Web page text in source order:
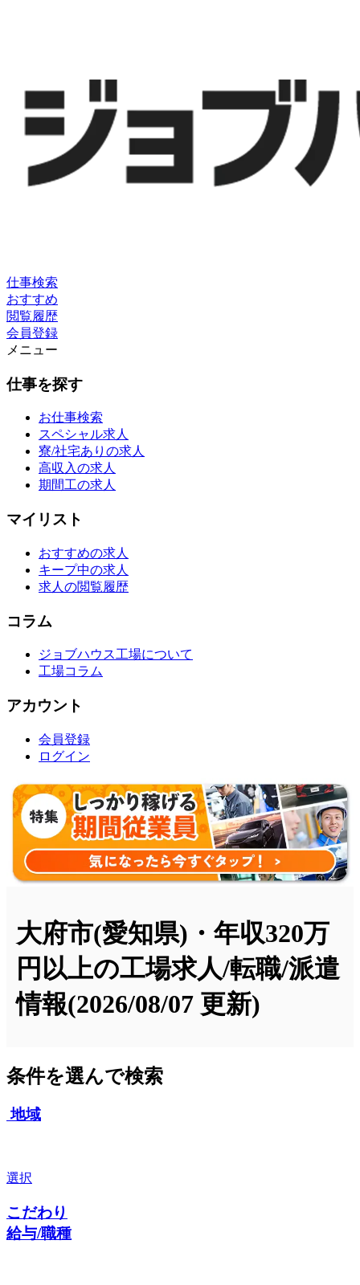
仕事検索
おすすめ
閲覧履歴
会員登録
メニュー
仕事を探す
お仕事検索
スペシャル求人
寮/社宅ありの求人
高収入の求人
期間工の求人
マイリスト
おすすめの求人
キープ中の求人
求人の閲覧履歴
コラム
ジョブハウス工場について
工場コラム
アカウント
会員登録
ログイン
大府市(愛知県)・年収320万
円以上の工場求人/転職/派遣
情報(2026/08/07 更新)
条件を選んで検索
地域
選択
こだわり
給与/職種